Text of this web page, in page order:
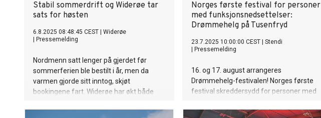
Stabil sommerdrift og Widerøe tar
sats for høsten
6.8.2025 08:48:45 CEST
Widerøe
Pressemelding
Nordmenn satt lenger på gjerdet før
sommerferien ble bestilt i år, men da
varmen gjorde sitt inntog, skjøt
bookingene fart. Widerøe har økt både
Norges første festival for personer
med funksjonsnedsettelser:
Drømmehelg på Tusenfryd
23.7.2025 10:00:00 CEST
Stendi
Pressemelding
16. og 17. august arrangeres
Drømmehelg-festivalen! Norges første
festival skreddersydd for personer med
konserter, is, konkurranser, kjendiser og